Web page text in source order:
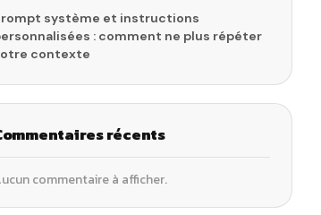
système et instructions
: comment ne plus répéter
contexte
récents
commentaire à afficher.